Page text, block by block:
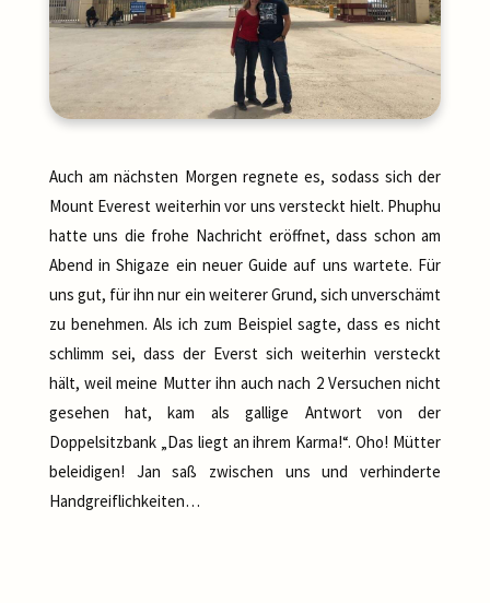
Auch am nächsten Morgen regnete es, sodass sich der
Mount Everest weiterhin vor uns versteckt hielt. Phuphu
hatte uns die frohe Nachricht eröffnet, dass schon am
Abend in Shigaze ein neuer Guide auf uns wartete. Für
uns gut, für ihn nur ein weiterer Grund, sich unverschämt
zu benehmen. Als ich zum Beispiel sagte, dass es nicht
schlimm sei, dass der Everst sich weiterhin versteckt
hält, weil meine Mutter ihn auch nach 2 Versuchen nicht
gesehen hat, kam als gallige Antwort von der
Doppelsitzbank „Das liegt an ihrem Karma!“. Oho! Mütter
beleidigen! Jan saß zwischen uns und verhinderte
Handgreiflichkeiten…